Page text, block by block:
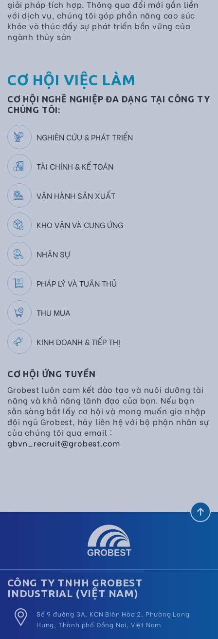
giải pháp tích hợp. Thông qua đổi mới gắn liền
với dịch vụ, chúng tôi góp phần nâng cao sức
khỏe và thúc đẩy sự phát triển bền vững của
ngành thủy sản
CƠ HỘI VIỆC LÀM
CƠ HỘI NGHỀ NGHIỆP ĐA DẠNG TẠI CÔNG TY
CHÚNG TÔI:
NGHIÊN CỨU & PHÁT TRIỂN
TÀI CHÍNH & KẾ TOÁN
VẬN HÀNH SẢN XUẤT
KHO VẬN VÀ CUNG ỨNG
NHÂN SỰ
PHÁP LÝ VÀ TUÂN THỦ
THU MUA
KINH DOANH & TIẾP THỊ
CƠ HỘI ỨNG TUYỂN
Grobest luôn cam kết đào tạo và nuôi dưỡng tài
năng và khả năng lãnh đạo của bạn. Nếu bạn
sẵn sàng bắt lấy cơ hội và mong muốn gia nhập
đội ngũ Grobest, hãy liên hệ với bộ phận nhân sự
của chúng tôi qua email：
gbvn_recruit@grobest.com
CÔNG TY TNHH GROBEST
INDUSTRIAL (VIỆT NAM)
Số 9 đường 3A, KCN Biên Hòa 2, Phường Long
Hưng, Thành phố Đồng Nai, Việt Nam